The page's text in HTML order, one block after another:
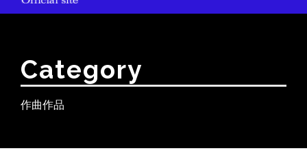
Category
作曲作品